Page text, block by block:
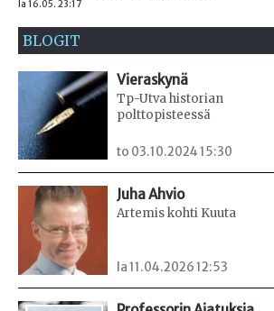
la 16.05. 23:17
BLOGIT
Vieraskynä
Tp-Utva historian
polttopisteessä
to 03.10.2024 15:30
Juha Ahvio
Artemis kohti Kuuta
la 11.04.2026 12:53